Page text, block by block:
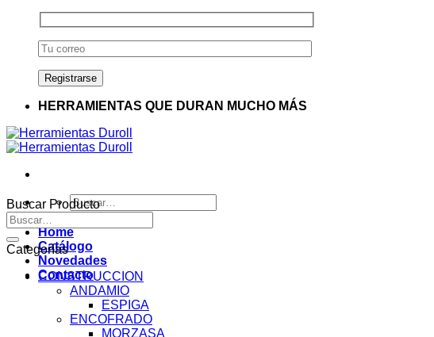
HERRAMIENTAS QUE DURAN MUCHO MÁS
Buscar
por:
Home
Catálogo
Novedades
Contacto
Buscar Producto
Buscar
por:
Categorías
CONSTRUCCION
ANDAMIO
ESPIGA
ENCOFRADO
MORZASA